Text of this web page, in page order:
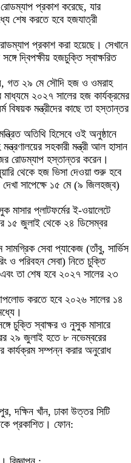
প্রকাশ করেছে, যার
শেষ করতে হবে হজযাত্রী
প্রকাশ করা হয়েছে। সেখানে
দ্বিপক্ষীয় হজচুক্তি স্বাক্ষরিত
গত ২৯ মে সৌদি হজ ও ওমরাহ
মাধ্যমে ২০২৭ সালের হজ কার্যক্রমের
বিষয়ক মন্ত্রীদের কাছে তা হস্তান্তর
অতিথি হিসেবে ওই অনুষ্ঠানে
সহকারী মন্ত্রী আল হাসান
রোডম্যাপ হস্তান্তর করেন।
থেকে হজ ভিসা দেওয়া শুরু হবে
সাপেক্ষে ১৫ মে (৯ জিলহজ্ব)
মাসার প্লাটফর্মের ই-ওয়ালেটে
১৫ জুলাই থেকে ২৪ ডিসেম্বর
সামগ্রিক সেবা প্যাকেজ (তাঁবু, সার্ভিস
ও পরিবহন সেবা) নিতে চুক্তি
তা শেষ হবে ২০২৭ সালের ২৩
করতে হবে ২০২৬ সালের ১৪
চুক্তি স্বাক্ষর ও নুসুক মাসারে
২৯ জুলাই হতে ৮ নভেম্বরের
কার্যক্রম সম্পন্ন করার অনুরোধ
খাঁন, ঢাকা উত্তর সিটি
প্রকাশিত। ফোন: